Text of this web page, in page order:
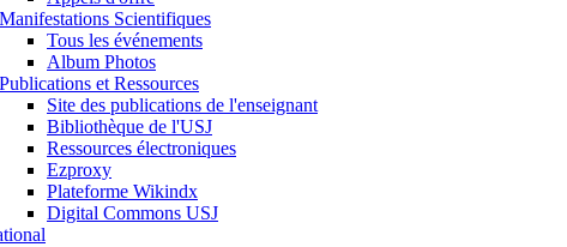
Manifestations Scientifiques
Tous les événements
Album Photos
Publications et Ressources
Site des publications de l'enseignant
Bibliothèque de l'USJ
Ressources électroniques
Ezproxy
Plateforme Wikindx
Digital Commons USJ